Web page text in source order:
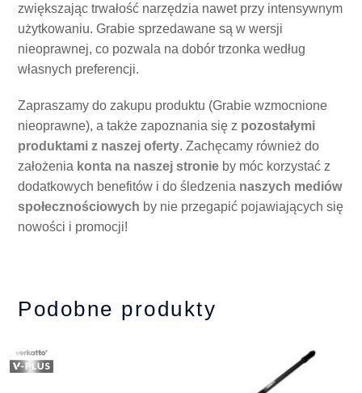
zwiększając trwałość narzędzia nawet przy intensywnym
użytkowaniu. Grabie sprzedawane są w wersji
nieoprawnej, co pozwala na dobór trzonka według
własnych preferencji.
Zapraszamy do zakupu produktu (Grabie wzmocnione
nieoprawne), a także zapoznania się z pozostałymi
produktami z naszej oferty. Zachęcamy również do
założenia konta na naszej stronie by móc korzystać z
dodatkowych benefitów i do śledzenia naszych mediów
społecznościowych by nie przegapić pojawiających się
nowości i promocji!
Podobne produkty